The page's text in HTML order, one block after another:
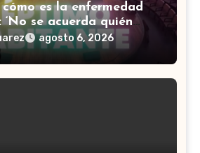
es la enfermedad
‘No se acuerda quién
agosto 6, 2026